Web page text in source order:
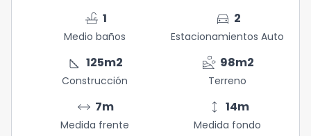
faucet 1
Medio baños
directions_car 2
Estacionamientos Auto
square_foot 125m2
Construcción
landslide 98m2
Terreno
arrow_range 7m
Medida frente
height 14m
Medida fondo